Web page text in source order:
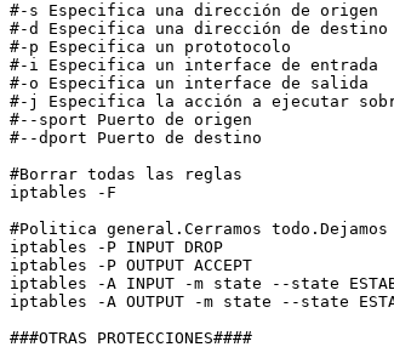
#-s Especifica una dirección de origen
#-d Especifica una dirección de destino
#-p Especifica un prototocolo
#-i Especifica un interface de entrada
#-o Especifica un interface de salida
#-j Especifica la acción a ejecutar
#--sport Puerto de origen
#--dport Puerto de destino
#Borrar todas las reglas
iptables -F
#Politica general.Cerramos
iptables -P INPUT DROP
iptables -P OUTPUT ACCEPT
iptables -A INPUT -m state --state
iptables -A OUTPUT -m state --state
###OTRAS PROTECCIONES####